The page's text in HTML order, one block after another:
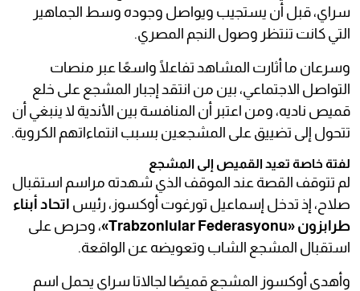
سراي، قبل أن يستجيب ويواصل وجوده وسط الجماهير
التي كانت تنتظر وصول النجم المصري.
وسرعان ما أثارت المشاهد تفاعلًا واسعًا عبر منصات
التواصل الاجتماعي، بين من انتقد إجبار المشجع على خلع
قميص ناديه، ومن اعتبر أن المنافسة بين الأندية لا ينبغي أن
تتحول إلى تضييق على المشجعين بسبب انتماءاتهم الكروية.
لفتة خاصة تعيد القميص إلى المشجع
لم تتوقف القصة عند الموقف الذي شهدته مراسم استقبال
صلاح، إذ تدخل إسماعيل تورغوت أوكسوز، رئيس اتحاد أبناء
طرابزون «Trabzonlular Federasyonu»
، وحرص على
استقبال المشجع الشاب وتعويضه عن الواقعة.
وأهدى أوكسوز المشجع قميصًا لجالاتا سراي يحمل اسم